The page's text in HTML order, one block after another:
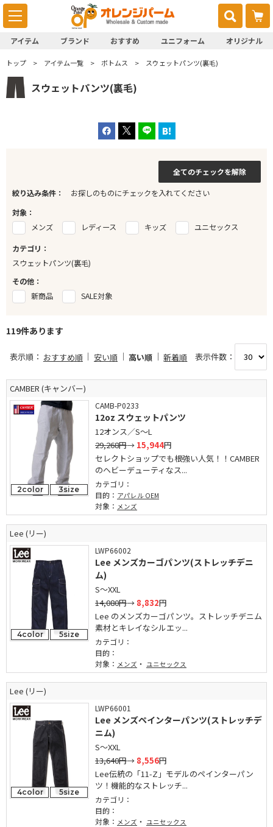
アイテム ブランド おすすめ ユニフォーム オリジナル
トップ アイテム一覧 ボトムス スウェットパンツ(裏毛)
スウェットパンツ(裏毛)
全てのチェックを解除
絞り込み条件：
お探しのものにチェックを入れてください
対象：
メンズ
レディース キッズ
ユニセックス
カテゴリ：
スウェットパンツ(裏毛)
その他：
新商品
SALE対象
119件あります
表示順： おすすめ順 安い順 高い順 新着順 表示件数：
CAMBER (キャンバー)
2color 3size
CAMB-P0233
12oz スウェットパンツ
12オンス／S～L
29,268円→ 15,944円
セレクトショップでも根強い人気！！CAMBER
のヘビーデューティなス...
カテゴリ：
目的： アパレル OEM
対象： メンズ
Lee (リー)
4color 5size
LWP66002
Lee メンズカーゴパンツ(ストレッチデニ
ム)
S～XXL
14,080円→ 8,832円
Lee のメンズカーゴパンツ。ストレッチデニム
素材とキレイなシルエッ...
カテゴリ：
目的：
対象： メンズ ・ ユニセックス
Lee (リー)
4color 5size
LWP66001
Lee メンズペインターパンツ(ストレッチデ
ニム)
S～XXL
13,640円→ 8,556円
Lee伝統の「11-Z」モデルのペインターパン
ツ！機能的なストレッチ...
カテゴリ：
目的：
対象： メンズ ・ ユニセックス